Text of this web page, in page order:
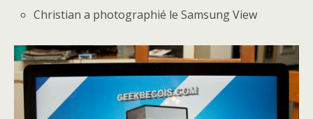
Christian a photographié le Samsung View